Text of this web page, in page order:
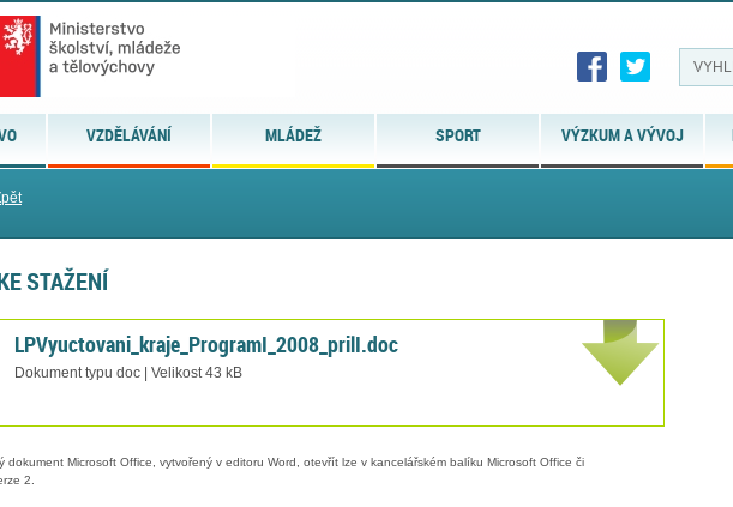
VZDĚLÁVÁNÍ MLÁDEŽ SPORT VÝZKUM A VÝVOJ
STAŽENÍ
LPVyuctovani_kraje_ProgramI_2008_prilI.doc
Dokument typu doc | Velikost 43 kB
dokument Microsoft Office, vytvořený v editoru Word, otevřít lze v kancelářském balíku Microsoft Office či
2.